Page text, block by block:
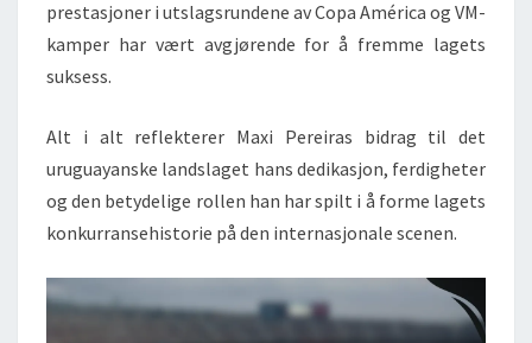
prestasjoner i utslagsrundene av Copa América og VM-
kamper har vært avgjørende for å fremme lagets
suksess.
Alt i alt reflekterer Maxi Pereiras bidrag til det
uruguayanske landslaget hans dedikasjon, ferdigheter
og den betydelige rollen han har spilt i å forme lagets
konkurransehistorie på den internasjonale scenen.